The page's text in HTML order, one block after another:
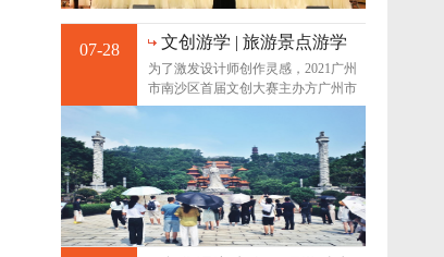
07-28
文创游学 | 旅游景点游学
回顾，定义南沙新名片
为了激发设计师创作灵感，2021广州
市南沙区首届文创大赛主办方广州市
南沙区文化广电旅